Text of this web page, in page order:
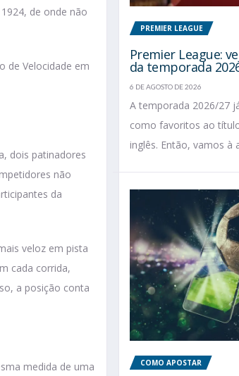
de onde não
de Velocidade em
dois patinadores
não
da
veloz em pista
cada corrida,
a posição conta
medida de uma
PREMIER LEAGUE
Premier League:
da temporada
6 DE AGOSTO DE 2026
A temporada 2026/27
como favoritos ao
inglês. Então, vamos à
COMO APOSTAR